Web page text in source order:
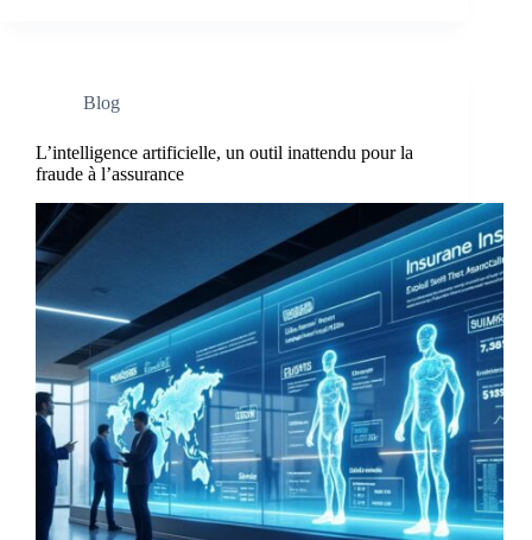
Blog
L’intelligence artificielle, un outil inattendu pour la
fraude à l’assurance